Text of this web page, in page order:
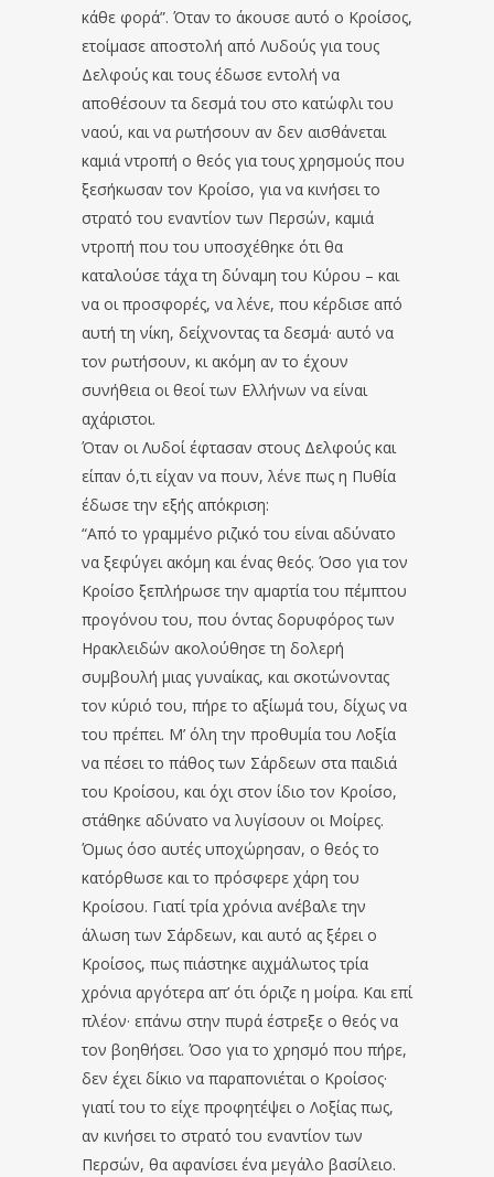
κάθε φορά”. Όταν το άκουσε αυτό ο Κροίσος,
ετοίμασε αποστολή από Λυδούς για τους
Δελφούς και τους έδωσε εντολή να
αποθέσουν τα δεσμά του στο κατώφλι του
ναού, και να ρωτήσουν αν δεν αισθάνεται
καμιά ντροπή ο θεός για τους χρησμούς που
ξεσήκωσαν τον Κροίσο, για να κινήσει το
στρατό του εναντίον των Περσών, καμιά
ντροπή που του υποσχέθηκε ότι θα
καταλούσε τάχα τη δύναμη του Κύρου – και
να οι προσφορές, να λένε, που κέρδισε από
αυτή τη νίκη, δείχνοντας τα δεσμά· αυτό να
τον ρωτήσουν, κι ακόμη αν το έχουν
συνήθεια οι θεοί των Ελλήνων να είναι
αχάριστοι.
Όταν οι Λυδοί έφτασαν στους Δελφούς και
είπαν ό,τι είχαν να πουν, λένε πως η Πυθία
έδωσε την εξής απόκριση:
“Από το γραμμένο ριζικό του είναι αδύνατο
να ξεφύγει ακόμη και ένας θεός. Όσο για τον
Κροίσο ξεπλήρωσε την αμαρτία του πέμπτου
προγόνου του, που όντας δορυφόρος των
Ηρακλειδών ακολούθησε τη δολερή
συμβουλή μιας γυναίκας, και σκοτώνοντας
τον κύριό του, πήρε το αξίωμά του, δίχως να
του πρέπει. Μ’ όλη την προθυμία του Λοξία
να πέσει το πάθος των Σάρδεων στα παιδιά
του Κροίσου, και όχι στον ίδιο τον Κροίσο,
στάθηκε αδύνατο να λυγίσουν οι Μοίρες.
Όμως όσο αυτές υποχώρησαν, ο θεός το
κατόρθωσε και το πρόσφερε χάρη του
Κροίσου. Γιατί τρία χρόνια ανέβαλε την
άλωση των Σάρδεων, και αυτό ας ξέρει ο
Κροίσος, πως πιάστηκε αιχμάλωτος τρία
χρόνια αργότερα απ’ ότι όριζε η μοίρα. Και επί
πλέον· επάνω στην πυρά έστρεξε ο θεός να
τον βοηθήσει. Όσο για το χρησμό που πήρε,
δεν έχει δίκιο να παραπονιέται ο Κροίσος·
γιατί του το είχε προφητέψει ο Λοξίας πως,
αν κινήσει το στρατό του εναντίον των
Περσών, θα αφανίσει ένα μεγάλο βασίλειο.